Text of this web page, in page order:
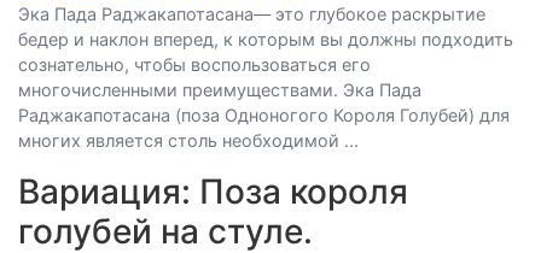
Эка Пада Раджакапотасана— это глубокое раскрытие
бедер и наклон вперед, к которым вы должны подходить
сознательно, чтобы воспользоваться его
многочисленными преимуществами. Эка Пада
Раджакапотасана (поза Одноногого Короля Голубей) для
многих является столь необходимой ...
Вариация: Поза короля
голубей на стуле.